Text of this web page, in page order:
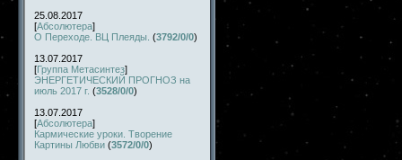
25.08.2017
[Абсолютера]
О Переходе. ВЦ Плеяды. (3792/0/0)
13.07.2017
[Группа Метасинтез]
ЭНЕРГЕТИЧЕСКИЙ ПРОГНОЗ на
июль 2017 г. (3528/0/0)
13.07.2017
[Абсолютера]
Кармические уроки. Творение
Картины Любви (3572/0/0)